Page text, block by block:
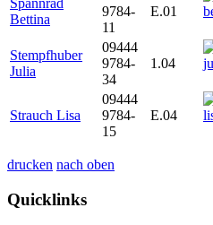
Spannrad
Bettina
9784-
11
E.01
Stempfhuber
Julia
09444
9784-
34
1.04
Strauch Lisa
09444
9784-
15
E.04
drucken nach oben
Quicklinks